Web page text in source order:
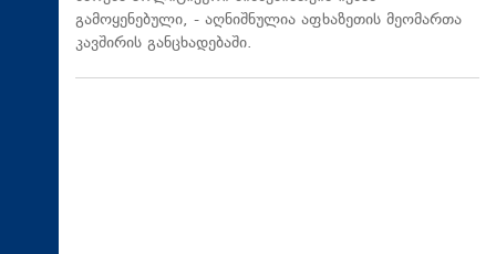
გამოყენებული, - აღნიშნულია აფხაზეთის მეომართა
კავშირის განცხადებაში.